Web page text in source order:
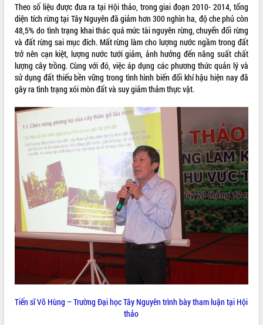
VIDEO
Khám bệnh, cấp phát thuốc miễn phí
Theo số liệu được đưa ra tại Hội thảo, trong giai đoạn 2010- 2014, tổng
diện tích rừng tại Tây Nguyên đã giảm hơn 300 nghìn ha, độ che phủ còn
48,5% do tình trạng khai thác quá mức tài nguyên rừng, chuyển đổi rừng
và đất rừng sai mục đích. Mất rừng làm cho lượng nước ngầm trong đất
trở nên cạn kiệt, lượng nước tưới giảm, ảnh hưởng đến năng suất chất
lượng cây trồng. Cùng với đó, việc áp dụng các phương thức quản lý và
sử dụng đất thiếu bền vững trong tình hình biến đổi khí hậu hiện nay đã
gây ra tình trạng xói mòn đất và suy giảm thảm thực vật.
Tiến sĩ Võ Hùng – Trường Đại học Tây Nguyên trình bày tham luận tại Hội
thảo